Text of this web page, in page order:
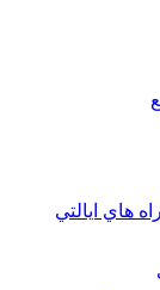
هاي ايالتي